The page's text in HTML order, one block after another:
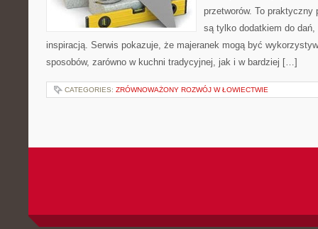
przetworów. To praktyczny
są tylko dodatkiem do dań,
inspiracją. Serwis pokazuje, że majeranek mogą być
sposobów, zarówno w kuchni tradycyjnej, jak i w bardziej […]
CATEGORIES: ZRÓWNOWAŻONY ROZWÓJ W ŁOWIECTWIE